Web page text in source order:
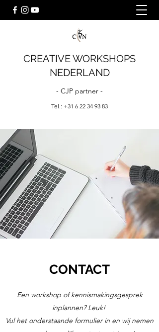
CREATIVE WORKSHOPS
NEDERLAND
- CJP partner -
Tel.: +31 6 22 34 93 83
CONTACT
Een workshop of kennismakingsgesprek
inplannen? Leuk!
Vul het onderstaande formulier in en wij nemen